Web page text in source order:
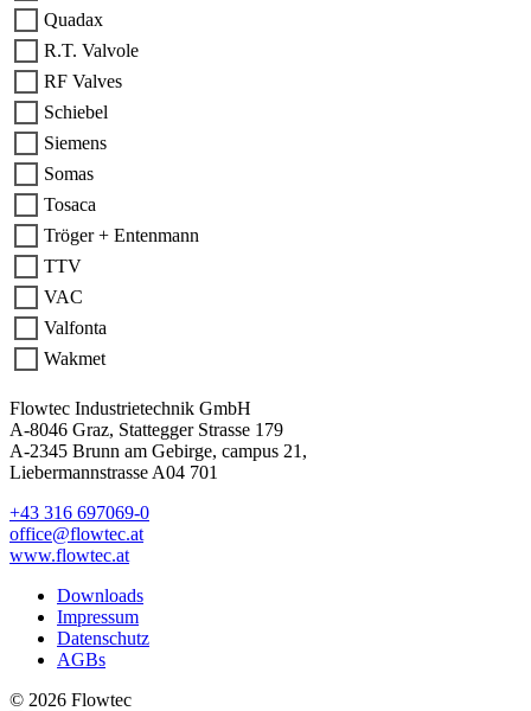
Quadax
R.T. Valvole
RF Valves
Schiebel
Siemens
Somas
Tosaca
Tröger + Entenmann
TTV
VAC
Valfonta
Wakmet
Flowtec Industrietechnik GmbH
A-8046 Graz, Stattegger Strasse 179
A-2345 Brunn am Gebirge, campus 21,
Liebermannstrasse A04 701
+43 316 697069-0
office@flowtec.at
www.flowtec.at
Downloads
Impressum
Datenschutz
AGBs
© 2026 Flowtec